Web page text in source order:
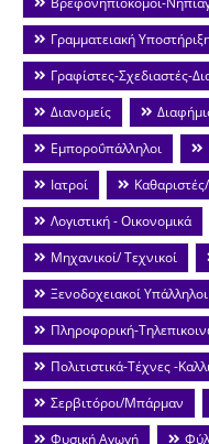
Γραμματειακή
Γραφίστες-Σχεδιαστές-
Διανομείς
Εμποροΰπάλληλοι
Ιατροί
Λογιστική - Οικονομικά
Μηχανικοί/ Τεχνικοί
Ξενοδοχειακοί
Πληροφορική-
Πολιτιστικά-Τέχνες -
Σερβιτόροι/Μπάρμαν
Φυσική Αγωγή